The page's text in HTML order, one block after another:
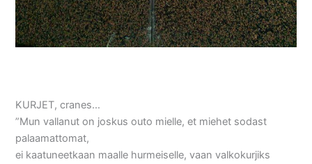
KURJET, cranes…
”Mun vallanut on joskus outo mielle, et miehet sodast
palaamattomat,
ei kaatuneetkaan maalle hurmeiselle, vaan valkokurjiks